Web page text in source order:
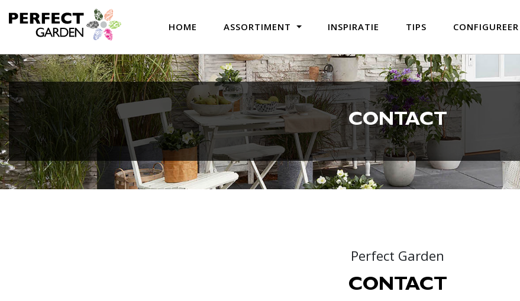
HOME ASSORTIMENT INSPIRATIE TIPS CONFIGUREER
CONTACT
Perfect Garden
CONTACT